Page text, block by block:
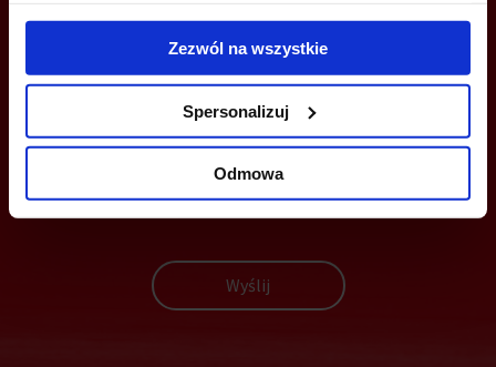
Zezwól na wszystkie
Spersonalizuj
Odmowa
MOŻESZ TEŻ ZOSTAWIĆ SWÓJ NUMER, A MY SKONTAKTUJEMY SIĘ
Z TOBĄ
Wyślij